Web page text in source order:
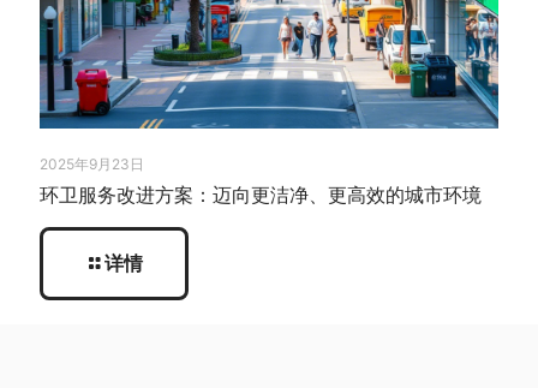
2025年9月23日
环卫服务改进方案：迈向更洁净、更高效的城市环境
详情